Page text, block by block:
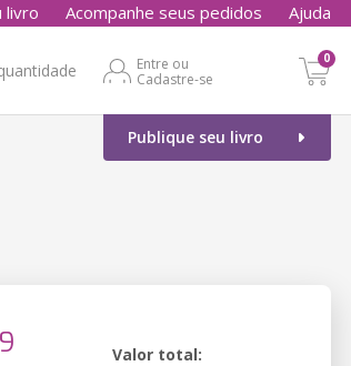
livro Acompanhe seus pedidos Ajuda
Entre ou
Cadastre-se
0
Publique seu livro
Valor total: